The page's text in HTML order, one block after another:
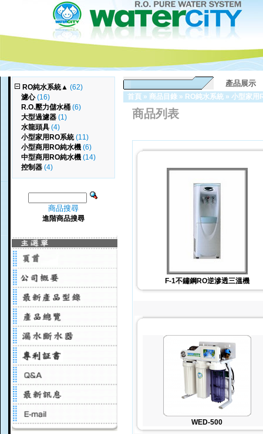
RO純水系統▲ (62)
濾心(16)
R.O.壓力儲水桶 (6)
大型過濾器 (1)
水龍頭具 (4)
小型家用RO系統(11)
小型商用RO純水機 (6)
中型商用RO純水機 (14)
控制器 (4)
商品搜尋
進階商品搜尋
產品展示
首頁 » 商品目錄 » RO純水系統 » 小型家用
商品列表
F-1不鏽鋼RO逆滲透三溫機
WED-500